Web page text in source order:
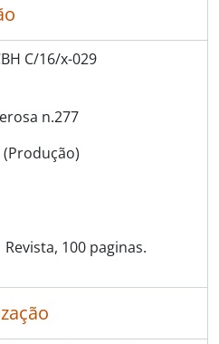
C/16/x-029
n.277
(Produção)
100 paginas.